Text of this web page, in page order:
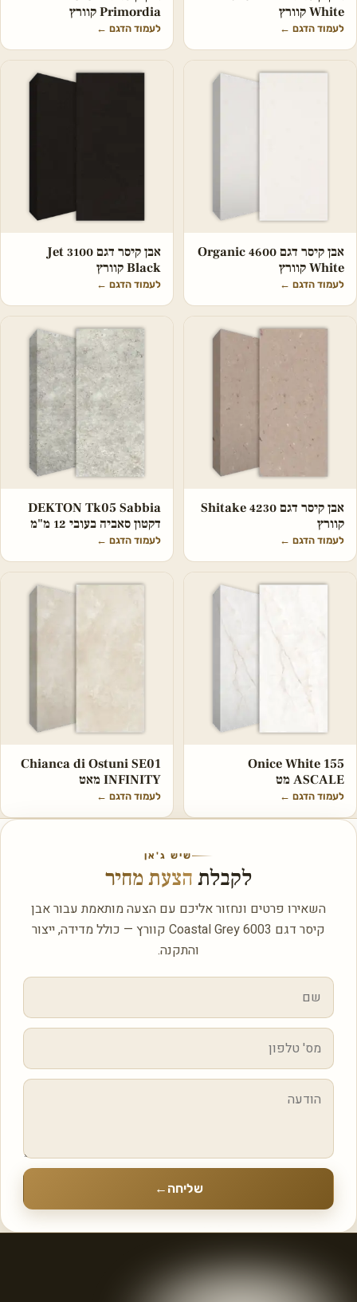
White קוורץ
לעמוד הדגם ←
Primordia קוורץ
לעמוד הדגם ←
אבן קיסר דגם 4600 Organic
White קוורץ
לעמוד הדגם ←
אבן קיסר דגם 3100 Jet
Black קוורץ
לעמוד הדגם ←
אבן קיסר דגם 4230 Shitake
קוורץ
לעמוד הדגם ←
DEKTON Tk05 Sabbia
דקטון סאביה בעובי 12 מ"מ
לעמוד הדגם ←
Onice White 155
ASCALE מט
לעמוד הדגם ←
Chianca di Ostuni SE01
INFINITY מאט
לעמוד הדגם ←
שיש ג'אן
לקבלת הצעת מחיר
השאירו פרטים ונחזור אליכם עם הצעה מותאמת עבור אבן
קיסר דגם 6003 Coastal Grey קוורץ — כולל מדידה, ייצור
והתקנה.
שליחה ←